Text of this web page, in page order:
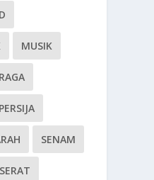
MUSIK
PERSIJA
SENAM
SERAT